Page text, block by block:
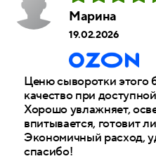
Марина
19.02.2026
Ценю сыворотки этого
качество при
Хорошо увлажняет,
впитывается, готовит
Экономичный расход,
спасибо!